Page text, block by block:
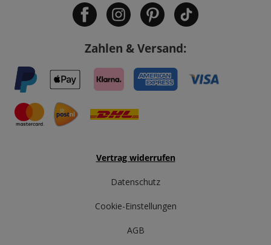
Zahlen & Versand:
Vertrag widerrufen
Datenschutz
Cookie-Einstellungen
AGB